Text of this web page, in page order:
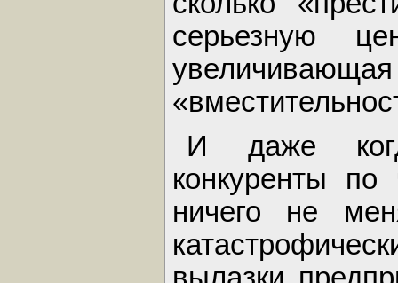
серьезную
И даже
конкуренты
ничего не